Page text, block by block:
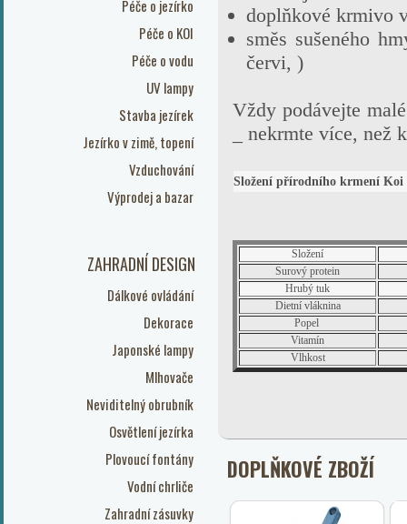
Péče o jezírko
Péče o KOI
Péče o vodu
UV lampy
Stavba jezírek
Jezírko v zimě, topení
Vzduchování
Výprodej a bazar
ZAHRADNÍ DESIGN
Dálkové ovládání
Dekorace
Japonské lampy
Mlhovače
Neviditelný obrubník
Osvětlení jezírka
Plovoucí fontány
Vodní chrliče
Zahradní zásuvky
doplňkové krmivo
směs sušeného
červi, )
Vždy podávejte
_ nekrmte více,
Složení přírodního krmení
Složení
Surový protein
Hrubý tuk
Dietní vláknina
Popel
Vitamín
Vlhkost
DOPLŇKOVÉ ZBOŽÍ